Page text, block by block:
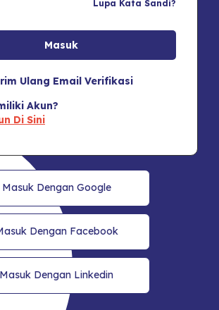
Lupa Kata Sandi?
Ulang Email Verifikasi
Akun?
Di Sini
Dengan Google
Dengan Facebook
Masuk Dengan Linkedin